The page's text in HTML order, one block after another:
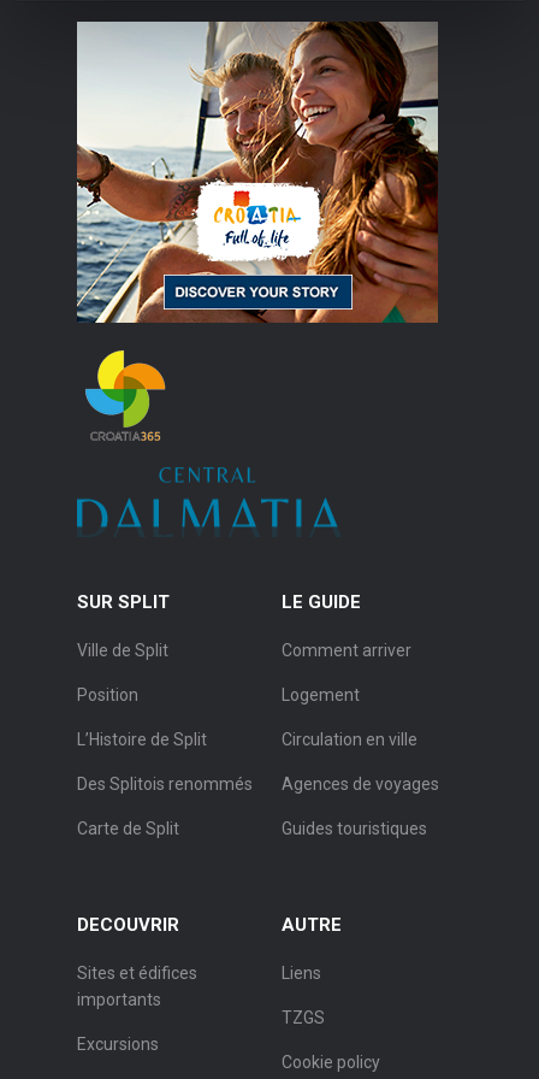
SUR SPLIT
Ville de Split
Position
L’Histoire de Split
Des Splitois renommés
Carte de Split
LE GUIDE
Comment arriver
Logement
Circulation en ville
Agences de voyages
Guides touristiques
DECOUVRIR
Sites et édifices
importants
Excursions
AUTRE
Liens
TZGS
Cookie policy